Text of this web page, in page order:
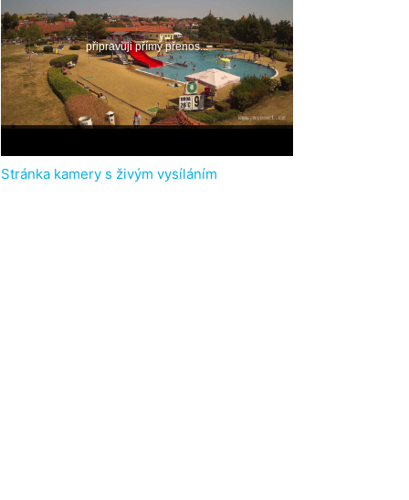
Stránka kamery s živým vysíláním